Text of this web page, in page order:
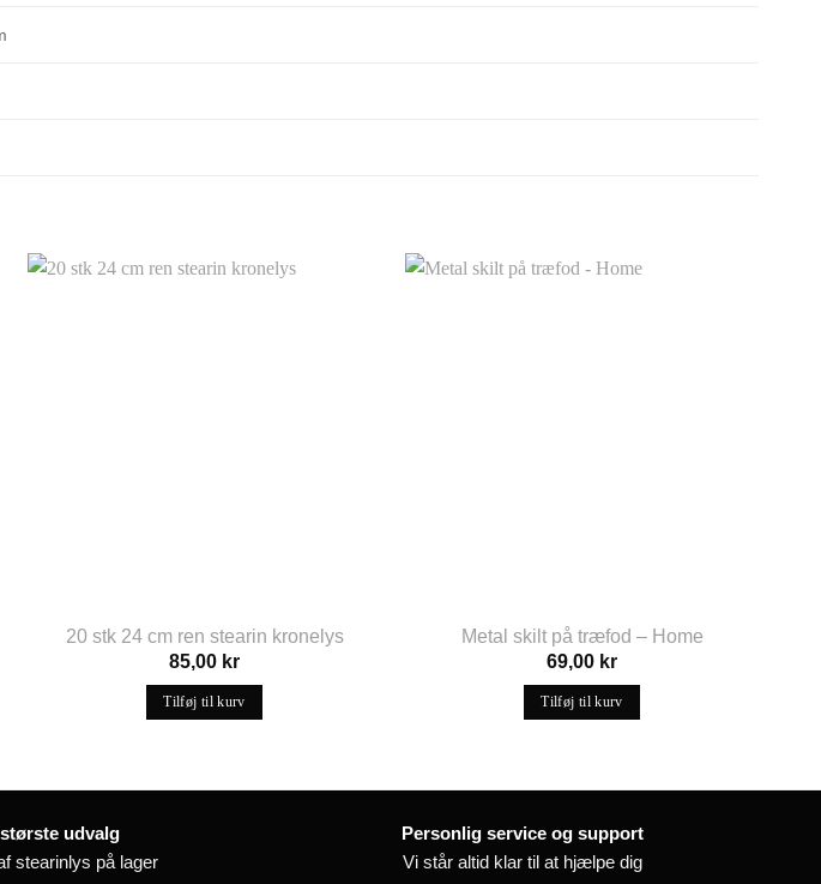
20 stk 24 cm ren stearin kronelys
85,00 kr
Tilføj til kurv
Metal skilt på træfod – Home
69,00 kr
Tilføj til kurv
udvalg
stearinlys på lager
Personlig service og support
Vi står altid klar til at hjælpe dig